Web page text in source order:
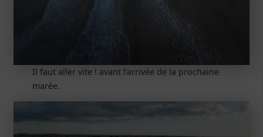
Il faut aller vite ! avant l’arrivée de la prochaine
marée.